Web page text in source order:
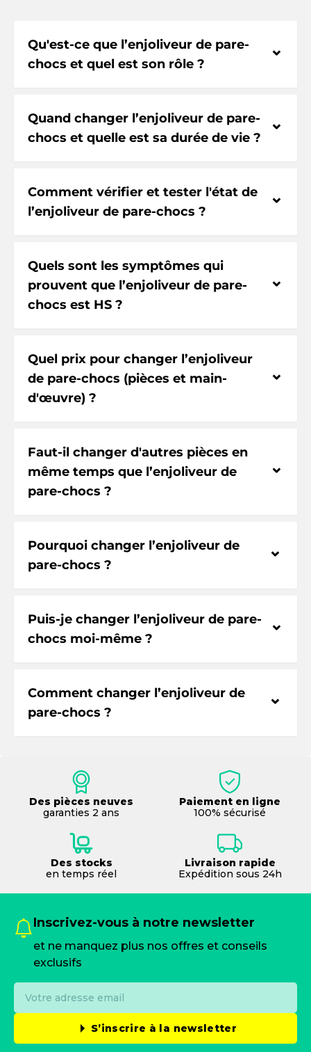
Qu'est-ce que l’enjoliveur de pare-
chocs et quel est son rôle ?
⌃
Quand changer l’enjoliveur de pare-
chocs et quelle est sa durée de vie ?
⌃
Comment vérifier et tester l'état de
l’enjoliveur de pare-chocs ?
⌃
Quels sont les symptômes qui
prouvent que l’enjoliveur de pare-
chocs est HS ?
⌃
Quel prix pour changer l’enjoliveur
de pare-chocs (pièces et main-
d'œuvre) ?
⌃
Faut-il changer d'autres pièces en
même temps que l’enjoliveur de
pare-chocs ?
⌃
Pourquoi changer l’enjoliveur de
pare-chocs ?
⌃
Puis-je changer l’enjoliveur de pare-
chocs moi-même ?
⌃
Comment changer l’enjoliveur de
pare-chocs ?
⌃
Des pièces neuves
garanties 2 ans
Paiement en ligne
100% sécurisé
Des stocks
en temps réel
Livraison rapide
Expédition sous 24h
Inscrivez-vous à notre newsletter
et ne manquez plus nos offres et conseils
exclusifs
S’inscrire à la newsletter